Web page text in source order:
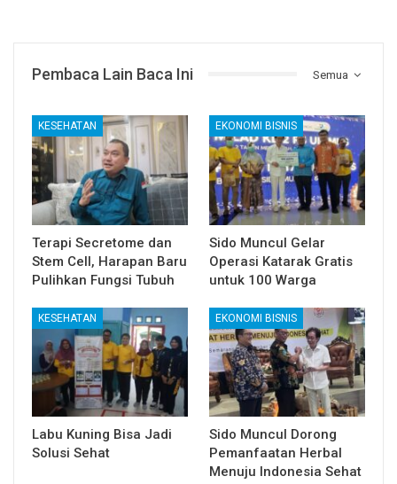
Semua
Pembaca Lain Baca Ini
KESEHATAN
Terapi Secretome dan
Stem Cell, Harapan Baru
Pulihkan Fungsi Tubuh
EKONOMI BISNIS
Sido Muncul Gelar
Operasi Katarak Gratis
untuk 100 Warga
KESEHATAN
Labu Kuning Bisa Jadi
Solusi Sehat
EKONOMI BISNIS
Sido Muncul Dorong
Pemanfaatan Herbal
Menuju Indonesia Sehat